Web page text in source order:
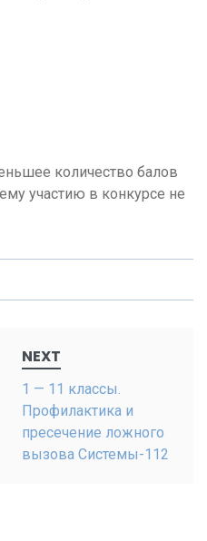
количество балов
участию в конкурсе не
NEXT
1 — 11 классы.
Профилактика и
пресечение ложного
вызова Системы-112